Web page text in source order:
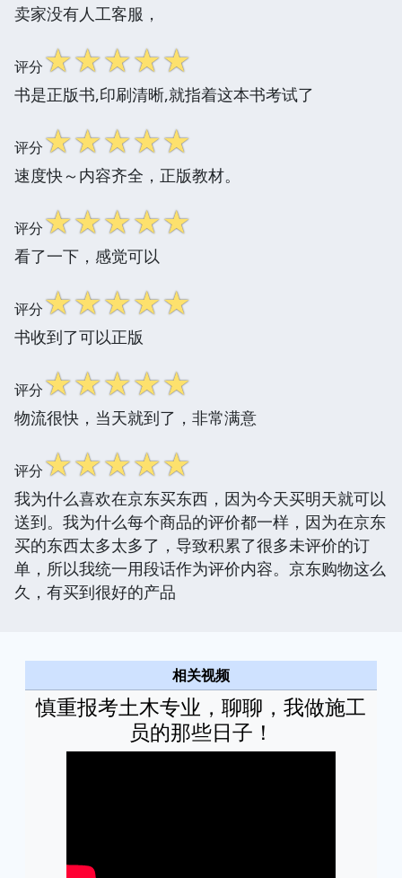
卖家没有人工客服，
评分☆☆☆☆☆
书是正版书,印刷清晰,就指着这本书考试了
评分☆☆☆☆☆
速度快～内容齐全，正版教材。
评分☆☆☆☆☆
看了一下，感觉可以
评分☆☆☆☆☆
书收到了可以正版
评分☆☆☆☆☆
物流很快，当天就到了，非常满意
评分☆☆☆☆☆
我为什么喜欢在京东买东西，因为今天买明天就可以
送到。我为什么每个商品的评价都一样，因为在京东
买的东西太多太多了，导致积累了很多未评价的订
单，所以我统一用段话作为评价内容。京东购物这么
久，有买到很好的产品
相关视频
慎重报考土木专业，聊聊，我做施工
员的那些日子！